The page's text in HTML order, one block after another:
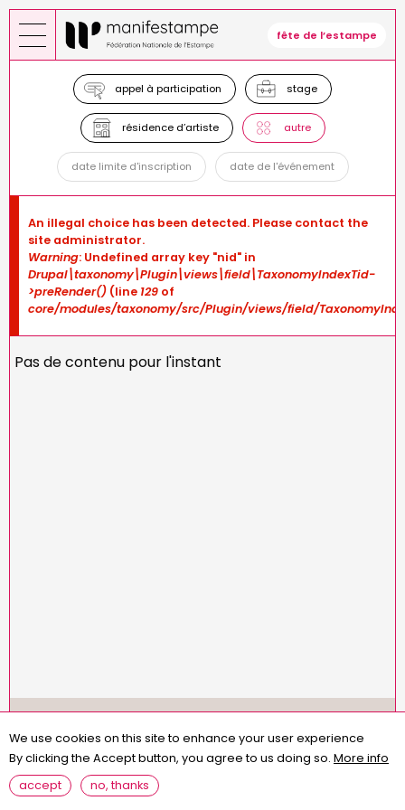
Skip
to
main
fête de l’estampe
appel à participation stage
résidence d’artiste autre
date limite d'inscription date de l'événement
Error
message
An illegal choice has been detected. Please contact the
site administrator.
Warning: Undefined array key "nid" in
Drupal\taxonomy\Plugin\views\field\TaxonomyIndexTid-
>preRender() (line 129 of
core/modules/taxonomy/src/Plugin/views/field/
Pas de contenu pour l'instant
Menu
Pied
de
page
assemblées générales
contact
questions fréquentes
mentions légales
We use cookies on this site to enhance your user experience
By clicking the Accept button, you agree to us doing so. More info
accept
no, thanks